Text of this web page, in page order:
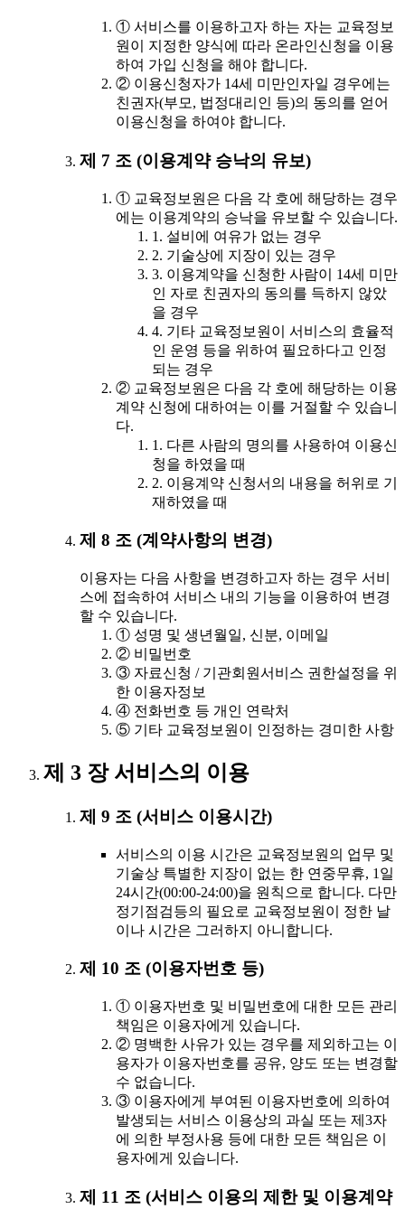
① 서비스를 이용하고자 하는 자는 교육정보
원이 지정한 양식에 따라 온라인신청을 이용
하여 가입 신청을 해야 합니다.
② 이용신청자가 14세 미만인자일 경우에는
친권자(부모, 법정대리인 등)의 동의를 얻어
이용신청을 하여야 합니다.
제 7 조 (이용계약 승낙의 유보)
① 교육정보원은 다음 각 호에 해당하는 경우
에는 이용계약의 승낙을 유보할 수 있습니다.
1. 설비에 여유가 없는 경우
2. 기술상에 지장이 있는 경우
3. 이용계약을 신청한 사람이 14세 미만
인 자로 친권자의 동의를 득하지 않았
을 경우
4. 기타 교육정보원이 서비스의 효율적
인 운영 등을 위하여 필요하다고 인정
되는 경우
② 교육정보원은 다음 각 호에 해당하는 이용
계약 신청에 대하여는 이를 거절할 수 있습니
다.
1. 다른 사람의 명의를 사용하여 이용신
청을 하였을 때
2. 이용계약 신청서의 내용을 허위로 기
재하였을 때
제 8 조 (계약사항의 변경)
이용자는 다음 사항을 변경하고자 하는 경우 서비
스에 접속하여 서비스 내의 기능을 이용하여 변경
할 수 있습니다.
① 성명 및 생년월일, 신분, 이메일
② 비밀번호
③ 자료신청 / 기관회원서비스 권한설정을 위
한 이용자정보
④ 전화번호 등 개인 연락처
⑤ 기타 교육정보원이 인정하는 경미한 사항
제 3 장 서비스의 이용
제 9 조 (서비스 이용시간)
서비스의 이용 시간은 교육정보원의 업무 및
기술상 특별한 지장이 없는 한 연중무휴, 1일
24시간(00:00-24:00)을 원칙으로 합니다. 다만
정기점검등의 필요로 교육정보원이 정한 날
이나 시간은 그러하지 아니합니다.
제 10 조 (이용자번호 등)
① 이용자번호 및 비밀번호에 대한 모든 관리
책임은 이용자에게 있습니다.
② 명백한 사유가 있는 경우를 제외하고는 이
용자가 이용자번호를 공유, 양도 또는 변경할
수 없습니다.
③ 이용자에게 부여된 이용자번호에 의하여
발생되는 서비스 이용상의 과실 또는 제3자
에 의한 부정사용 등에 대한 모든 책임은 이
용자에게 있습니다.
제 11 조 (서비스 이용의 제한 및 이용계약